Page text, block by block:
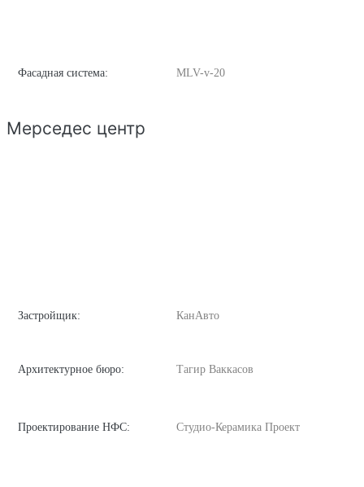
Фасадная система: MLV-v-20
Мерседес центр
Застройщик: КанАвто
Архитектурное бюро: Тагир Ваккасов
Проектирование НФС: Студио-Керамика Проект